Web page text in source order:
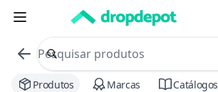
commerce search no header
Procurar
Produtos Marcas Catálogos